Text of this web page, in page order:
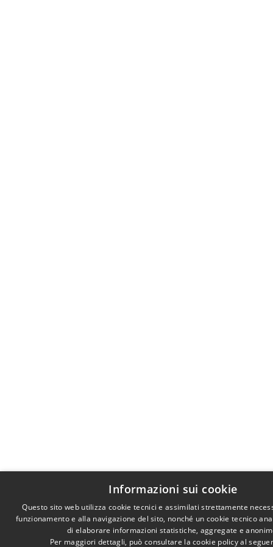
Informazioni sui cookie
Questo sito web utilizza cookie tecnici e assimilati strettamente
funzionamento e alla navigazione del sito, nonché un cookie tecnico
di elaborare informazioni statistiche, aggregate e
Per maggiori dettagli, può consultare la cookie policy al